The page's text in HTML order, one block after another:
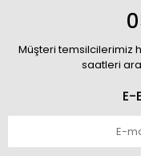
Müşteri temsilcilerimiz
saatleri
E-